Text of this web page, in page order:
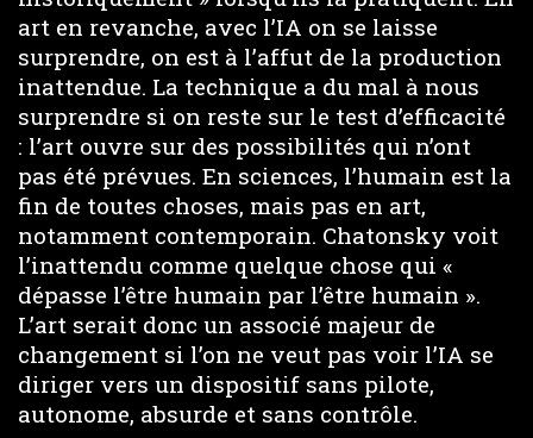
art en revanche, avec l’IA on se laisse
surprendre, on est à l’affut de la production
inattendue. La technique a du mal à nous
surprendre si on reste sur le test d’efficacité
: l’art ouvre sur des possibilités qui n’ont
pas été prévues. En sciences, l’humain est la
fin de toutes choses, mais pas en art,
notamment contemporain. Chatonsky voit
l’inattendu comme quelque chose qui «
dépasse l’être humain par l’être humain ».
L’art serait donc un associé majeur de
changement si l’on ne veut pas voir l’IA se
diriger vers un dispositif sans pilote,
autonome, absurde et sans contrôle.